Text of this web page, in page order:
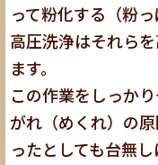
って粉化する（粉
高圧洗浄はそれら
ます。
この作業をしっか
がれ（めくれ）の
ったとしても台無